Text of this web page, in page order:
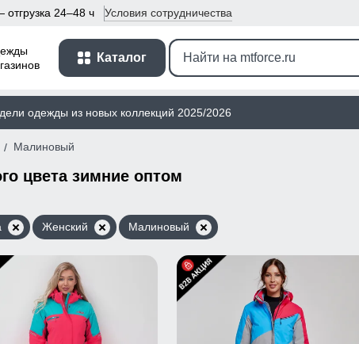
24–48 ч Условия сотрудничества
Каталог
одежды из новых коллекций 2025/2026
Малиновый
цвета зимние оптом
Женский Малиновый